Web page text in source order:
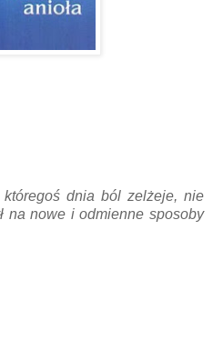
dnia ból zelżeje, nie
na nowe i odmienne sposoby